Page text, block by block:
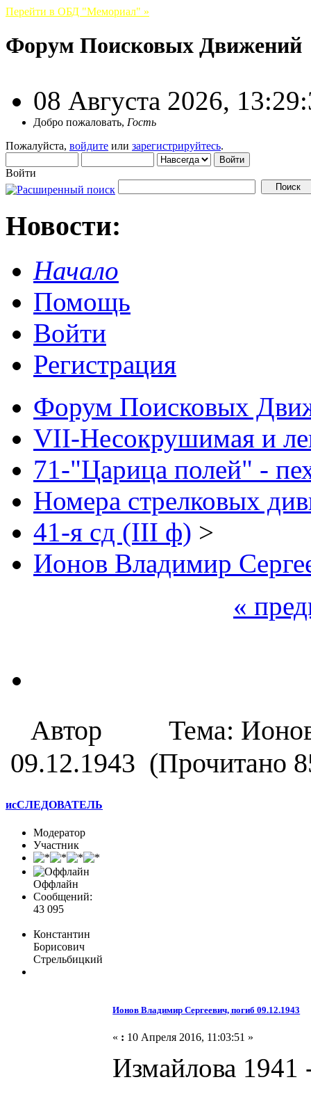
Перейти в ОБД "Мемориал" »
Форум Поисковых Движений
08 Августа 2026,
Добро пожаловать, Гость
Пожалуйста, войдите или зарегистрируйтесь.
Войти
Новости:
Начало
Помощь
Войти
Регистрация
Форум Поисковых
VII-Несокрушимая и
71-"Царица полей" -
Номера стрелковых
41-я сд (III ф) >
Ионов Владимир
«
Автор
Тема:
09.12.1943 (Прочитано
исСЛЕДОВАТЕЛЬ
Модератор
Участник
Оффлайн
Сообщений:
43 095
Константин
Борисович
Стрельбицкий
Ионов Владимир Сергеевич, погиб 09.12.1943
« : 10 Апреля 2016, 11:03:51 »
Измайлова 1941